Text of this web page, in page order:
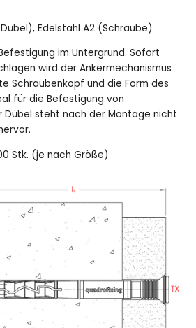
Edelstahl A2 (Schraube)
im Untergrund. Sofort
wird der Ankermechanismus
Schraubenkopf und die Form des
für die Befestigung von
steht nach der Montage nicht
Stk. (je nach Größe)